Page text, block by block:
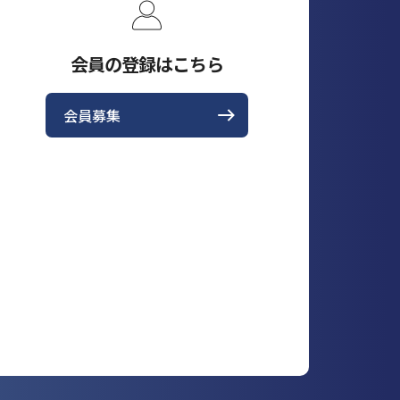
会員の登録はこちら
会員募集